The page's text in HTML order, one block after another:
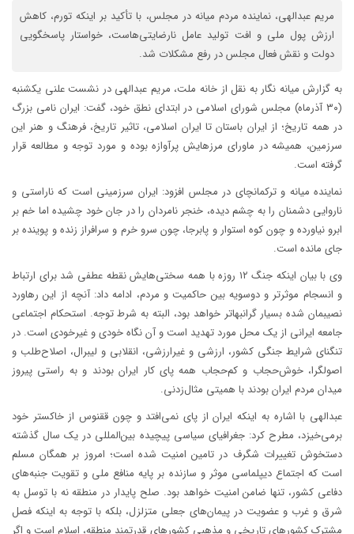
مریم عبدالهی، نماینده مردم میانه در مجلس، با تأکید بر اینکه تورم، کاهش
ارزش پول ملی و افت تولید عامل نارضایتی‌هاست، خواستار پاسخگویی
دولت و نقش فعال مجلس در رفع مشکلات شد.
به گزارش میانه نگار به نقل از خانه ملت، مریم عبدالهی در نشست علنی یکشنبه
(۳۰ آذرماه) مجلس شورای اسلامی در ابتدای نطق خود، گفت: ایران نامی بزرگ
در همه تاریخ؛ از ایران باستان تا ایران اسلامی، تاثیر تاریخ، فرهنگ و هنر این
سرزمین، همیشه در ماورای مرزهایش پرآوازه بوده و مورد توجه و مطالعه قرار
گرفته است.
نماینده میانه و ترکمانچای در مجلس افزود: ایران سرزمینی است که ناراستی و
ناروایی دشمنان را به چشم دیده، خنجر نامردان را در جان خود چشیده اما خم بر
ابرو نیاورده و چون کوه استوار و پابرجا، چون سرو خرم و سرافراز زنده و پوینده بر
جای مانده است.
وی با بیان اینکه جنگ ۱۲ روزه با همه سختی‌هایش نقطه عطفی شد برای ارتباط
و انسجام موثرتر و دوسویه بین حاکمیت و مردم، ادامه داد: آنچه از این رهاورد
نصیبمان شده بسیار گرانبهاتر خواهد بود، البته به شرط توجه. استحکام اجتماعی
جامعه ایرانی از یک محل مورد تهدید است و آن نگاه خودی و غیرخودی است. در
تنگنای شرایط جنگی کشور، ارزشی و غیرارزشی، انقلابی و لیبرال، اصلاح‌طلب و
اصولگرا، خوش‌حجاب و کم‌حجاب همه پای کار ایران بودند و به راستی پیروز
میدان مردم ایران بودند با همیتی مثال‌زدنی.
عبدالهی با اشاره به اینکه ایران از پای نمی‌افتد و چون ققنوس از خاکستر خود
برمی‌خیزد، مطرح کرد: جغرافیای سیاسی پیچیده بین‌المللی در یک سال گذشته
دستخوش تغییرات شگرف در تامین امنیت شده است؛ امروز بر همگان مسلم
است که اجتماع دیپلماسی موثر و سازنده بر پایه منافع ملی و تقویت جنبه‌های
دفاعی کشور، تنها ضامن امنیت خواهد بود. صلح پایدار در منطقه نه با توسل به
شرق و غرب و عضویت در پیمان‌های جعلی متزلزل، بلکه با توجه به اینکه فصل